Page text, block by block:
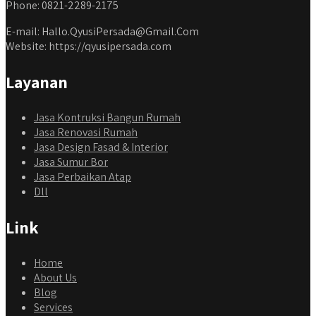
Phone: 0821-2289-2175
E-mail: Hallo.QyusiPersada@Gmail.Com
Website: https://qyusipersada.com
Layanan
Jasa Kontruksi Bangun Rumah
Jasa Renovasi Rumah
Jasa Design Fasad & Interior
Jasa Sumur Bor
Jasa Perbaikan Atap
Dll
Link
Home
About Us
Blog
Services